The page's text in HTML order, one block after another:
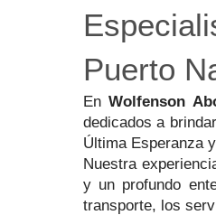
Puerto
EnWolfenson
dedicados a
Última Esperanza
Nuestra
y un profundo
transporte, los